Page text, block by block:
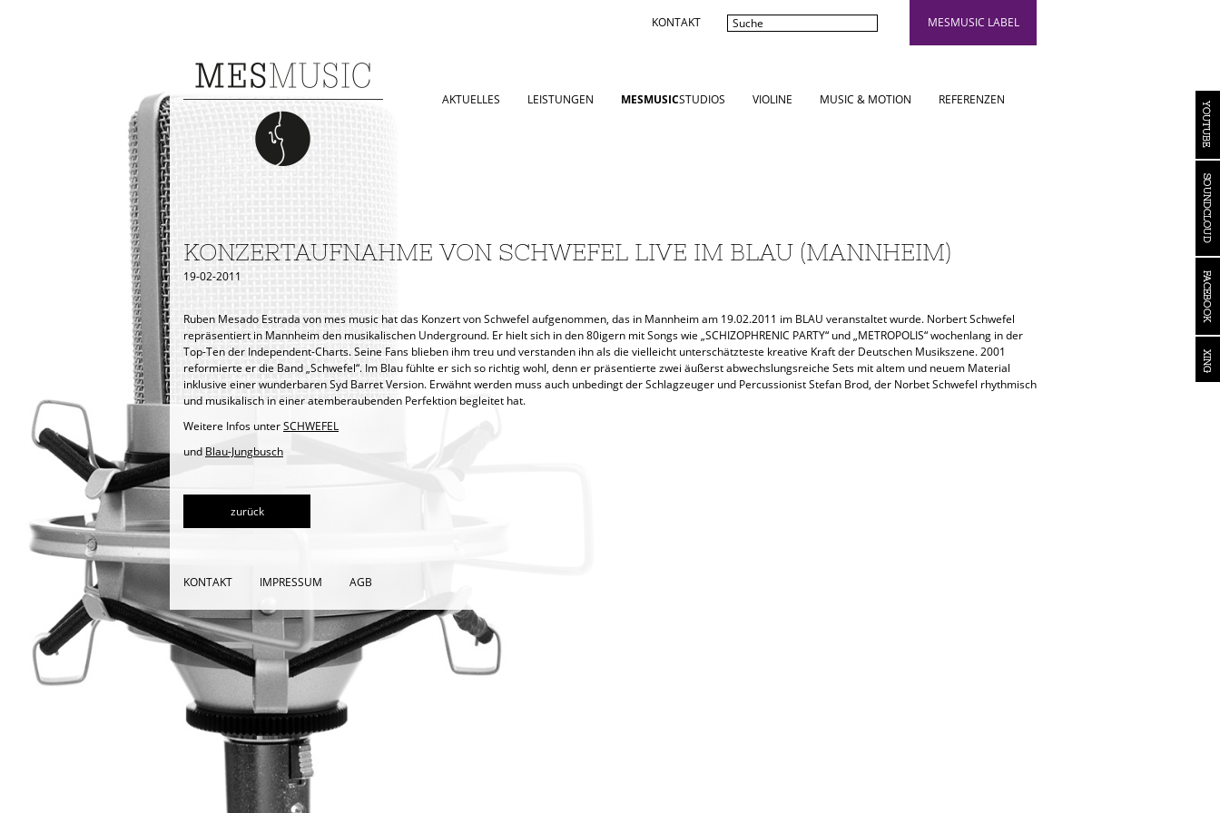
AKTUELLES LEISTUNGEN MESMUSICSTUDIOS VIOLINE MUSIC & MOTION REFERENZEN
KONTAKT MESMUSIC LABEL
KONZERTAUFNAHME VON SCHWEFEL LIVE IM BLAU (MANNHEIM)
19-02-2011
Ruben Mesado Estrada von mes music hat das Konzert von Schwefel aufgenommen, das in Mannheim am 19.02.2011 im BLAU veranstaltet wurde. Norbert Schwefel
repräsentiert in Mannheim den musikalischen Underground. Er hielt sich in den 80igern mit Songs wie „SCHIZOPHRENIC PARTY“ und „METROPOLIS“ wochenlang in der
Top-Ten der Independent-Charts. Seine Fans blieben ihm treu und verstanden ihn als die vielleicht unterschätzteste kreative Kraft der Deutschen Musikszene. 2001
reformierte er die Band „Schwefel“. Im Blau fühlte er sich so richtig wohl, denn er präsentierte zwei äußerst abwechslungsreiche Sets mit altem und neuem Material
inklusive einer wunderbaren Syd Barret Version. Erwähnt werden muss auch unbedingt der Schlagzeuger und Percussionist Stefan Brod, der Norbet Schwefel rhythmisch
und musikalisch in einer atemberaubenden Perfektion begleitet hat.
Weitere Infos unterSCHWEFEL
und Blau-Jungbusch
zurück
KONTAKT IMPRESSUM AGB